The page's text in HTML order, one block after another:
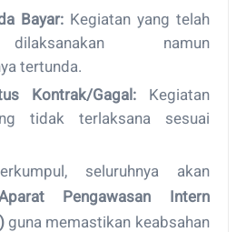
Bayar: Kegiatan yang telah
namun
tertunda.
Kontrak/Gagal:Kegiatan
tidak terlaksana sesuai
seluruhnya akan
Pengawasan Intern
guna memastikan keabsahan